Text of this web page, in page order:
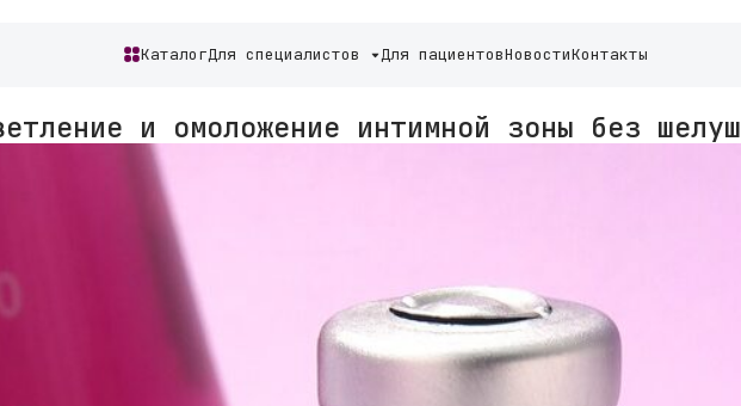
КаталогДля специалистов Для пациентовНовостиКонтакты
и омоложение интимной зоны без